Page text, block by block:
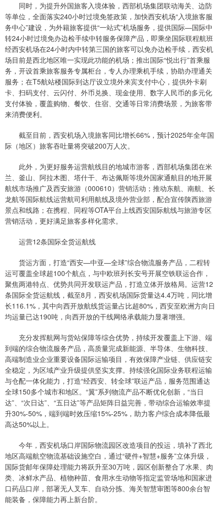
同时，为提升外国旅客入境体验，西部机场集团联动海关、边防
等单位，全面落实240小时过境免签政策，加快西安机场“入境旅客服
务中心”建设，为外籍旅客提供“一站式”机场服务，提供国际—国际中
转24小时过境免办边检手续中转服务保障产品，即乘坐国际联程航班
经西安机场在24小时内中转第三国的旅客可以免办边检手续，西安机
场目前是西北地区唯一实现此功能的机场；推出国际“悦出行”首乘服
务，开设首乘旅客服务专属柜台，专人办理乘机手续，协助办理通关
服务；在T5航站楼国际到达厅设立境外来宾支付中心，提供外卡刷
卡、扫码支付、云闪付、外币兑换、现金使用、数字人民币的多元化
支付体验，覆盖购物、餐饮、住宿、交通等日常消费场景，为旅客带
来消费便利。
截至目前，西安机场入境旅客同比增长66%，预计2025年全年国
际（地区）旅客吞吐量将突破200万人次。
此外，为更好服务运营航线目的地城市游客，西部机场集团在米
兰、釜山、阿拉木图、塔什干、布达佩斯等境外国家通航目的地开展
航线市场推广及西安旅游（000610）营销活动；推动东航、南航、长
龙航等国际航线运营航司利用航线及境外营业部，配合宣传陕西旅游
景点和线路；在携程、同程等OTA平台上线西安国际航线与旅游专区
营销活动，更好满足旅客多样化需求。
运营12条国际全货运航线
货运方面，打造“西安—中亚—全球”综合物流服务产品，二程转
运可覆盖全球超100个航点，与中欧班列长安号开展空铁联运合作，
聚焦两港特点、优势共同开发联运产品，打造立体开放格局。运营12
条国际全货运航线，截至8月，西安机场国际货量达4.4万吨，同比增
长116.1%，其中向西开放航线货运量占比超80%，西安至欧洲方向日
均运量已达190吨，向西开放的干线网络承载能力显著增强。
充分发挥航网与货站保障等综合优势，持续开发覆盖上下游、端
到端的综合物流服务产品，高质量完成新能源、半导体、生物科技、
高端制造业企业重要设备国际运输项目，有效保障产业链、供应链安
全稳定，为区域产业升级提供坚实支撑。持续强化国际业务联程运输
与仓配一体化能力，打造“经西安、转全球”联运产品，服务范围通达
全球150多个城市和地区。“翼”系列物流产品不断优化创新，“当日
达”、“次日达”、“五日达”等产品矩阵日益完善，带动综合运输效率提
升30%-50%，端到端时效压缩15%-25%，助力客户综合成本降低最
高达50%以上。
今年，西安机场口岸国际物流园区改造项目的投运，填补了西北
地区高端航空物流基础设施空白，通过“硬件+智慧+服务”立体升级，
国际货邮年保障处理能力将跃升至30万吨，园区创新整合了水果、肉
类、冰鲜水产品、植物种苗、食用水生动物等指定监管场地和国家进
口药品口岸，部署无人叉车、自动分拣、海关智慧审图等800余台智
能装备，保障能力再上新台阶。